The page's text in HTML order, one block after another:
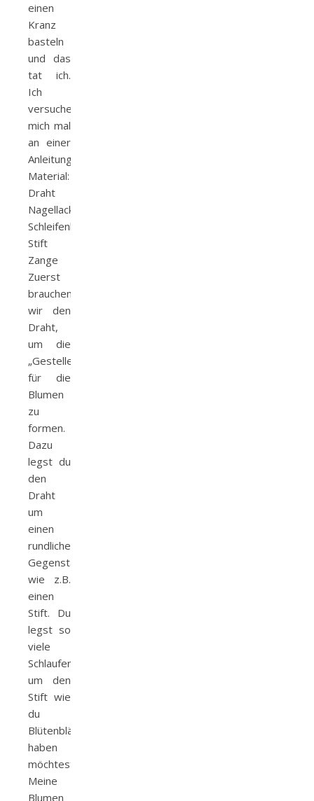
einen
Kranz
basteln
und das
tat ich.
Ich
versuche
mich mal
an einer
Anleitung.
Material:
Draht
Nagellack
Schleifenband
Stift
Zange
Zuerst
brauchen
wir den
Draht,
um die
„Gestelle“
für die
Blumen
zu
formen.
Dazu
legst du
den
Draht
um
einen
rundlichen
Gegenstand
wie z.B.
einen
Stift. Du
legst so
viele
Schlaufen
um den
Stift wie
du
Blütenblätter
haben
möchtest.
Meine
Blumen